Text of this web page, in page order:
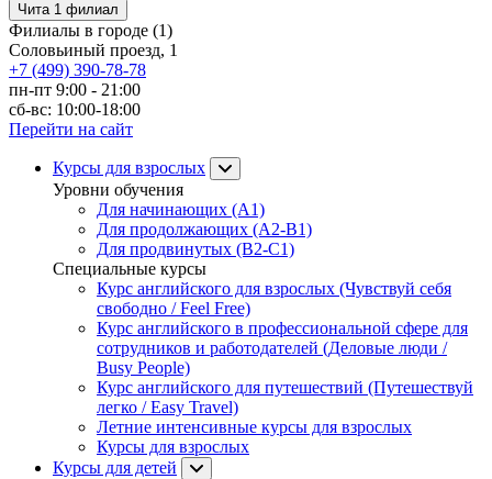
Чита 1 филиал
Филиалы в городе (1)
Соловьиный проезд, 1
+7 (499) 390-78-78
пн-пт 9:00 - 21:00
сб-вс: 10:00-18:00
Перейти на сайт
Курсы для взрослых
Уровни обучения
Для начинающих (A1)
Для продолжающих (A2-B1)
Для продвинутых (B2-C1)
Специальные курсы
Курс английского для взрослых (Чувствуй себя
свободно / Feel Free)
Курс английского в профессиональной сфере для
сотрудников и работодателей (Деловые люди /
Busy People)
Курс английского для путешествий (Путешествуй
легко / Easy Travel)
Летние интенсивные курсы для взрослых
Курсы для взрослых
Курсы для детей